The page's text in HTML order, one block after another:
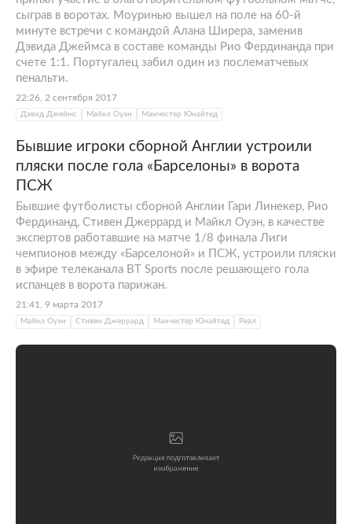
сыграв в воротах. Моуринью вышел на поле на 60-й
минуте встречи с командой Алана Ширера, заменив
Дэвида Джеймса в составе команды Рио Фердинанда при
счете 1:1. Португалец забил один из послематчевых
пенальти.
22:26, 2 сентября 2017
Дэвид Джеймс Майкл Оуэн Манчестер Юнайтед
Бывшие игроки сборной Англии устроили
пляски после гола «Барселоны» в ворота
ПСЖ
Бывшие футболисты сборной Англии Гари Линекер, Рио
Фердинанд, Стивен Джеррард и Майкл Оуэн, в качестве
экспертов работавшие на матче 1/8 финала Лиги
чемпионов между «Барселоной» и ПСЖ, устроили пляски
в эфире телеканала BT Sports после решающего гола
испанцев в ворота парижан.
21:41, 9 марта 2017
Майкл Оуэн Стивен Джеррард Манчестер Юнайтед Реал